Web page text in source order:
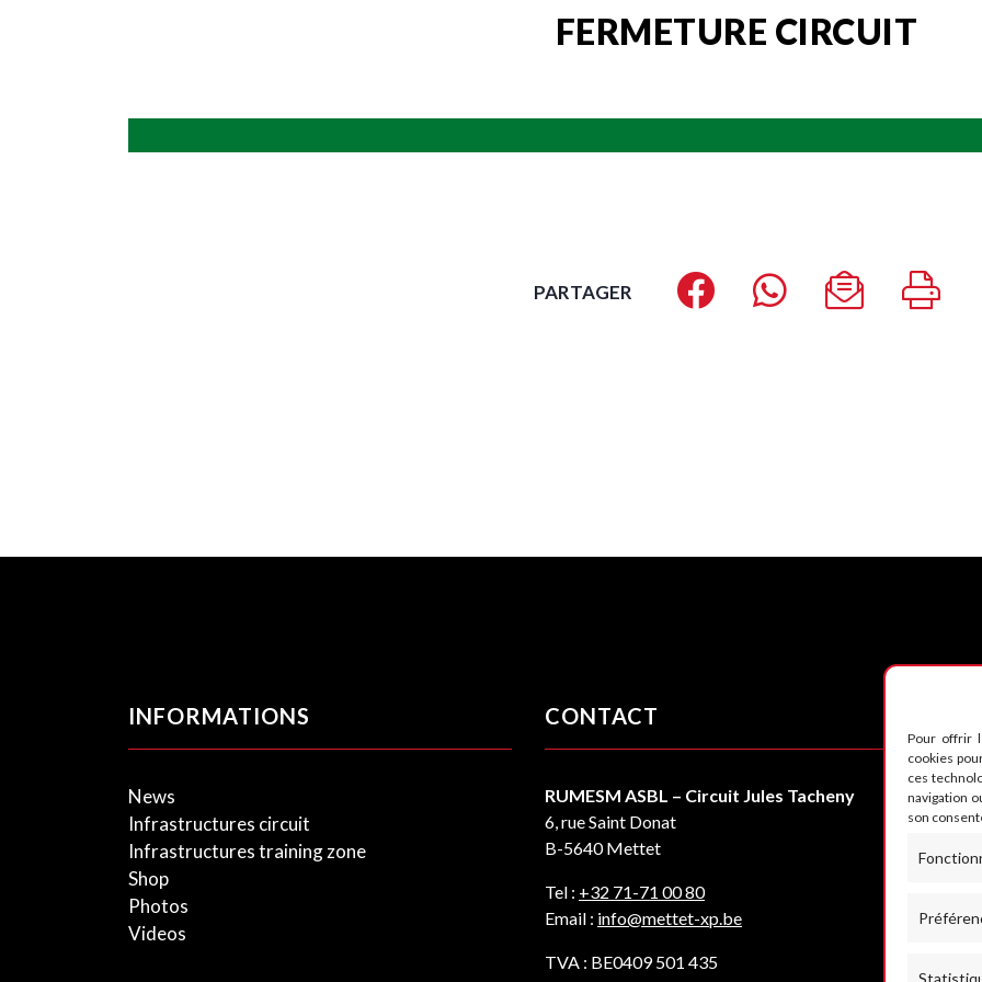
Pour offrir
cookies
ces
navigation
son
FERMETURE CIRCUIT
PARTAGER
INFORMATIONS
News
Infrastructures circuit
Infrastructures training zone
Shop
Photos
Videos
CONTACT
RUMESM ASBL – Circuit Jules Tacheny
6, rue Saint Donat
B-5640 Mettet
Tel : +32 71-71 00 80
Email : info@mettet-xp.be
TVA : BE0409 501 435